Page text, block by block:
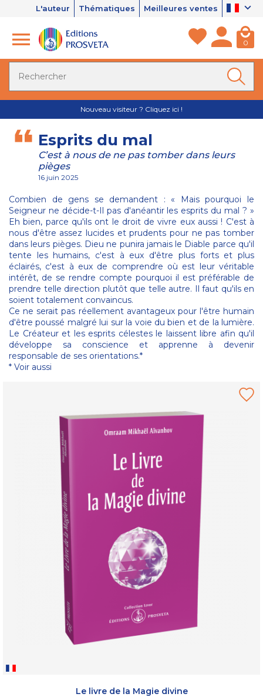
L'auteur Thématiques Meilleures ventes
0
Nouveau visiteur ? Cliquez ici !
Esprits du mal
C’est à nous de ne pas tomber dans leurs
pièges
16 juin 2025
Combien de gens se demandent : « Mais pourquoi le
Seigneur ne décide-t-Il pas d'anéantir les esprits du mal ? »
Eh bien, parce qu'ils ont le droit de vivre eux aussi ! C'est à
nous d'être assez lucides et prudents pour ne pas tomber
dans leurs pièges. Dieu ne punira jamais le Diable parce qu'il
tente les humains, c'est à eux d'être plus forts et plus
éclairés, c'est à eux de comprendre où est leur véritable
intérêt, de se rendre compte pourquoi il est préférable de
prendre telle direction plutôt que telle autre. Il faut qu'ils en
soient totalement convaincus.
Ce ne serait pas réellement avantageux pour l'être humain
d'être poussé malgré lui sur la voie du bien et de la lumière.
Le Créateur et les esprits célestes le laissent libre afin qu'il
développe sa conscience et apprenne à devenir
responsable de ses orientations.*
* Voir aussi
Le livre de la Magie divine